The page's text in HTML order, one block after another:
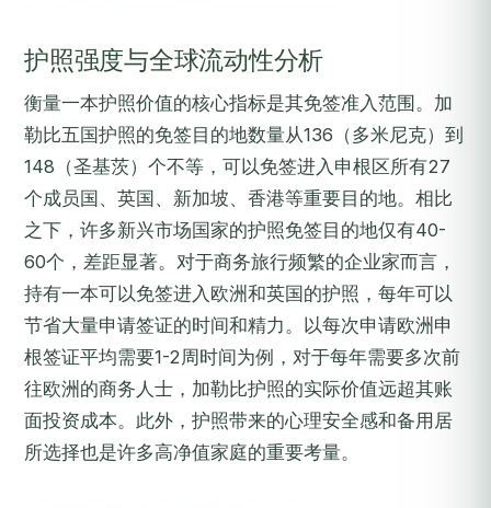
护照强度与全球流动性分析
衡量一本护照价值的核心指标是其免签准入范围。加
勒比五国护照的免签目的地数量从136（多米尼克）到
148（圣基茨）个不等，可以免签进入申根区所有27
个成员国、英国、新加坡、香港等重要目的地。相比
之下，许多新兴市场国家的护照免签目的地仅有40-
60个，差距显著。对于商务旅行频繁的企业家而言，
持有一本可以免签进入欧洲和英国的护照，每年可以
节省大量申请签证的时间和精力。以每次申请欧洲申
根签证平均需要1-2周时间为例，对于每年需要多次前
往欧洲的商务人士，加勒比护照的实际价值远超其账
面投资成本。此外，护照带来的心理安全感和备用居
所选择也是许多高净值家庭的重要考量。